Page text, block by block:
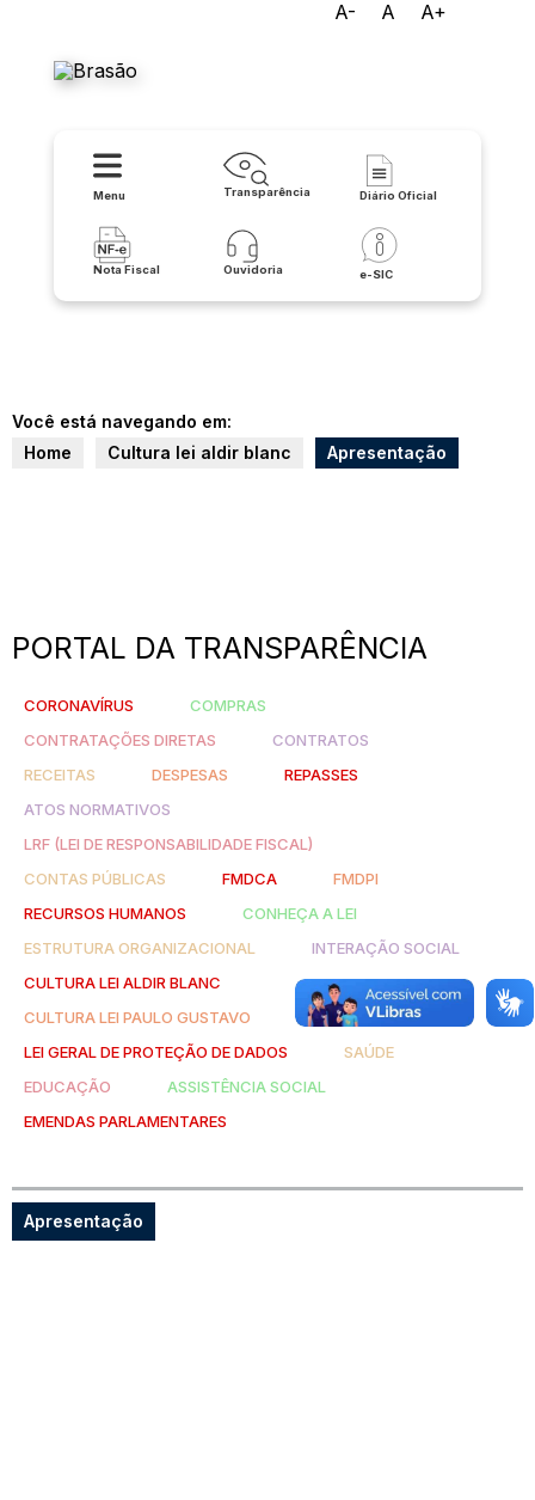
A- A A+
Menu Transparência Diário Oficial
Nota Fiscal Ouvidoria e-SIC
Você está navegando em:
Home
Cultura lei aldir blanc Apresentação
PORTAL DA TRANSPARÊNCIA
CORONAVÍRUS
COMPRAS
CONTRATAÇÕES DIRETAS
CONTRATOS
RECEITAS
DESPESAS
REPASSES
ATOS NORMATIVOS
LRF (LEI DE RESPONSABILIDADE FISCAL)
CONTAS PÚBLICAS
FMDCA
FMDPI
RECURSOS HUMANOS
CONHEÇA A LEI
ESTRUTURA ORGANIZACIONAL
INTERAÇÃO SOCIAL
CULTURA LEI ALDIR BLANC
CULTURA LEI PAULO GUSTAVO
LEI GERAL DE PROTEÇÃO DE DADOS
SAÚDE
EDUCAÇÃO
ASSISTÊNCIA SOCIAL
EMENDAS PARLAMENTARES
Apresentação